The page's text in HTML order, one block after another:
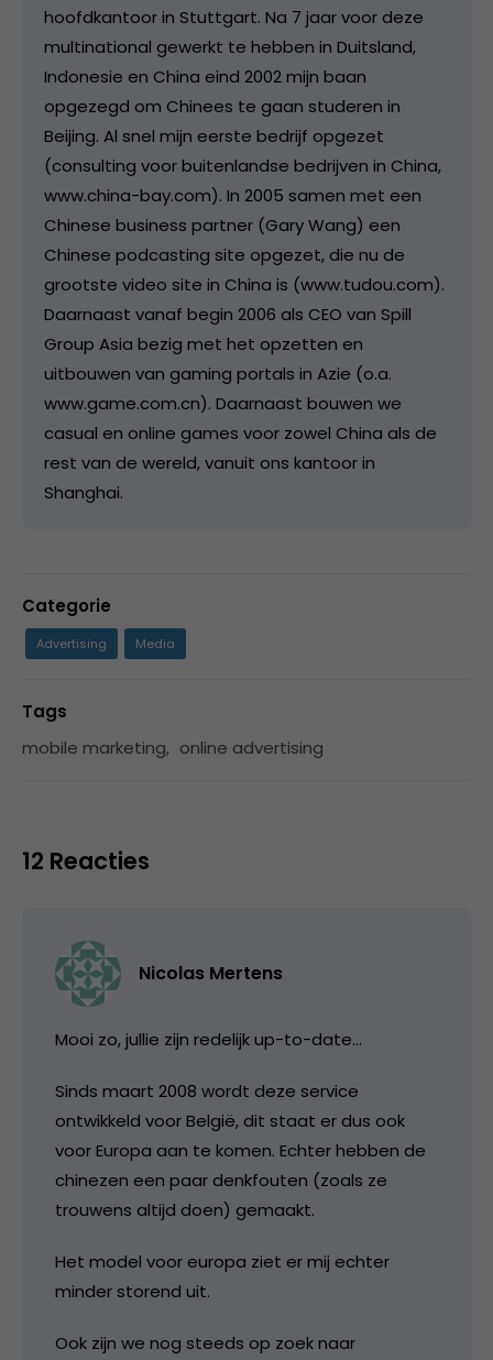
hoofdkantoor in Stuttgart. Na 7 jaar voor deze
multinational gewerkt te hebben in Duitsland,
Indonesie en China eind 2002 mijn baan
opgezegd om Chinees te gaan studeren in
Beijing. Al snel mijn eerste bedrijf opgezet
(consulting voor buitenlandse bedrijven in China,
www.china-bay.com). In 2005 samen met een
Chinese business partner (Gary Wang) een
Chinese podcasting site opgezet, die nu de
grootste video site in China is (www.tudou.com).
Daarnaast vanaf begin 2006 als CEO van Spill
Group Asia bezig met het opzetten en
uitbouwen van gaming portals in Azie (o.a.
www.game.com.cn). Daarnaast bouwen we
casual en online games voor zowel China als de
rest van de wereld, vanuit ons kantoor in
Shanghai.
Categorie
Advertising Media
Tags
mobile marketing, online advertising
12 Reacties
Nicolas Mertens
Mooi zo, jullie zijn redelijk up-to-date…
Sinds maart 2008 wordt deze service
ontwikkeld voor België, dit staat er dus ook
voor Europa aan te komen. Echter hebben de
chinezen een paar denkfouten (zoals ze
trouwens altijd doen) gemaakt.
Het model voor europa ziet er mij echter
minder storend uit.
Ook zijn we nog steeds op zoek naar